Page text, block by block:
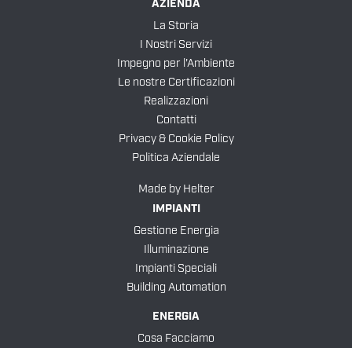
AZIENDA
La Storia
I Nostri Servizi
Impegno per l'Ambiente
Le nostre Certificazioni
Realizzazioni
Contatti
Privacy & Cookie Policy
Politica Aziendale
Made by Helter
IMPIANTI
Gestione Energia
Illuminazione
Impianti Speciali
Building Automation
ENERGIA
Cosa Facciamo